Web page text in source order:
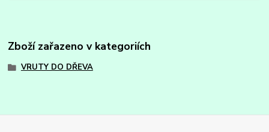
Zboží zařazeno v kategoriích
VRUTY DO DŘEVA